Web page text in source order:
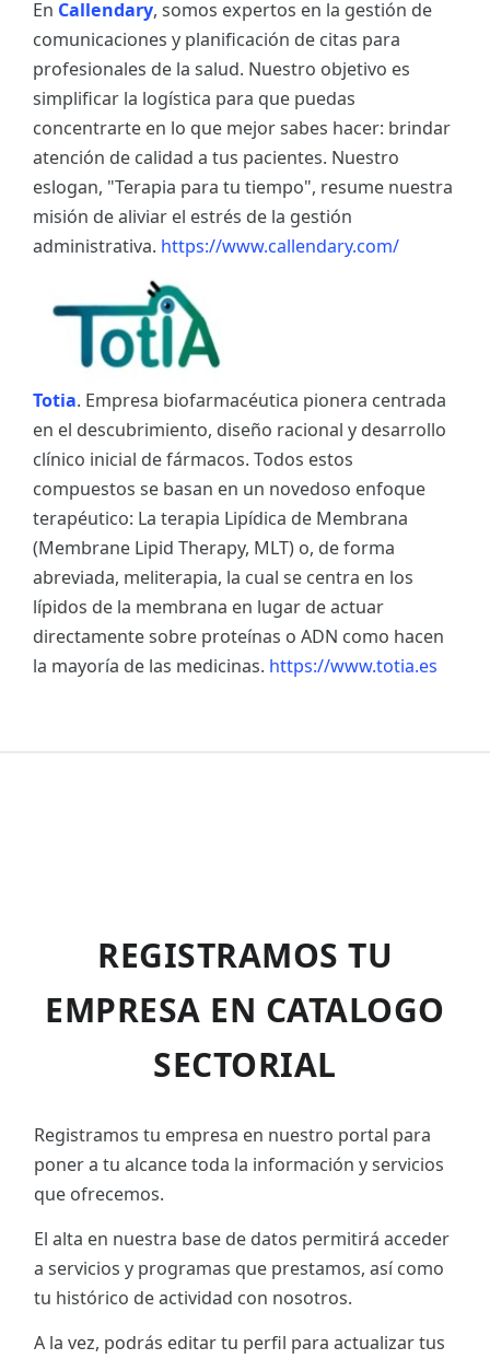
En Callendary, somos expertos en la gestión de
comunicaciones y planificación de citas para
profesionales de la salud. Nuestro objetivo es
simplificar la logística para que puedas
concentrarte en lo que mejor sabes hacer: brindar
atención de calidad a tus pacientes. Nuestro
eslogan, "Terapia para tu tiempo", resume nuestra
misión de aliviar el estrés de la gestión
administrativa. https://www.callendary.com/
Totia. Empresa biofarmacéutica pionera centrada
en el descubrimiento, diseño racional y desarrollo
clínico inicial de fármacos. Todos estos
compuestos se basan en un novedoso enfoque
terapéutico: La terapia Lipídica de Membrana
(Membrane Lipid Therapy, MLT) o, de forma
abreviada, meliterapia, la cual se centra en los
lípidos de la membrana en lugar de actuar
directamente sobre proteínas o ADN como hacen
la mayoría de las medicinas. https://www.totia.es
REGISTRAMOS TU
EMPRESA EN CATALOGO
SECTORIAL
Registramos tu empresa en nuestro portal para
poner a tu alcance toda la información y servicios
que ofrecemos.
El alta en nuestra base de datos permitirá acceder
a servicios y programas que prestamos, así como
tu histórico de actividad con nosotros.
A la vez, podrás editar tu perfil para actualizar tus